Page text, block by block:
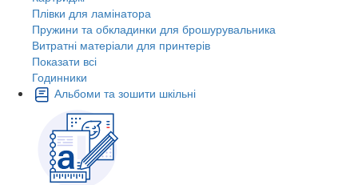
Плівки для ламінатора
Пружини та обкладинки для брошурувальника
Витратні матеріали для принтерів
Показати всі
Годинники
Альбоми та зошити шкільні